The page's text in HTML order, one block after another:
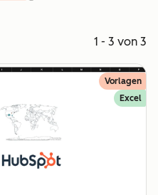
1 - 3 von 3
Vorlagen
Excel